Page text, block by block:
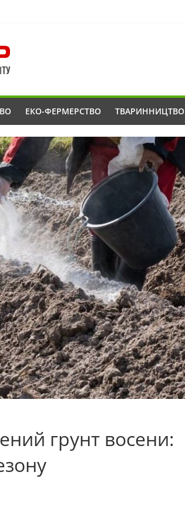
ЕКО-ФЕРМЕРСТВО ТВАРИННИЦТВО
грунт восени: